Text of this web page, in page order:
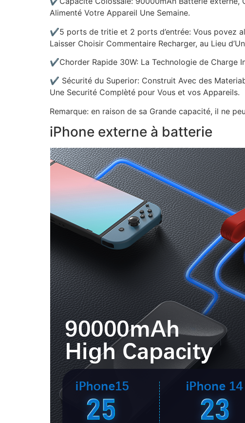
Alimenté Votre Appareil Une Semaine.
✔5 ports de tritie et 2 ports d’entrée: Vous povez
Laisser Choisir Commentaire Recharger, au Lieu
✔Chorder Rapide 30W: La Technologie de Charge
✔ Sécurité du Superior: Construit Avec des
Une Securité Complèté pour Vous et vos Appareils.
Remarque: en raison de sa Grande capacité, il ne
iPhone externe à batterie